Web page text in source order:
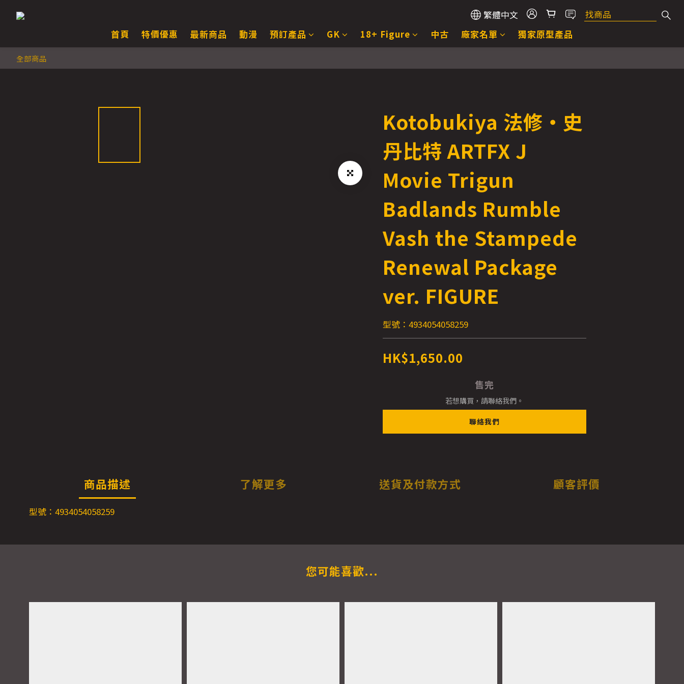
繁體中文
首頁
特價優惠 最新商品 動漫 預訂產品 GK 18+ Figure 中古 廠家名單 獨家原型產品
全部商品
Kotobukiya 法修‧史
丹比特 ARTFX J
Movie Trigun
Badlands Rumble
Vash the Stampede
Renewal Package
ver. FIGURE
型號：4934054058259
HK$1,650.00
售完
若想購買，請聯絡我們。
聯絡我們
商品描述 了解更多 送貨及付款方式 顧客評價
型號：4934054058259
您可能喜歡...